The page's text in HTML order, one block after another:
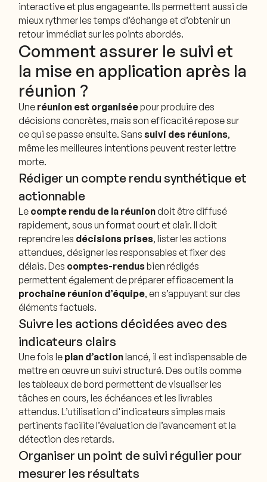
interactive et plus engageante. Ils permettent aussi de
mieux rythmer les temps d’échange et d’obtenir un
retour immédiat sur les points abordés.
Comment assurer le suivi et
la mise en application après la
réunion ?
Une réunion est organiséepour produire des
décisions concrètes, mais son efficacité repose sur
ce qui se passe ensuite. Sanssuivi des réunions,
même les meilleures intentions peuvent rester lettre
morte.
Rédiger un compte rendu synthétique et
actionnable
Le compte rendu de la réuniondoit être diffusé
rapidement, sous un format court et clair. Il doit
reprendre les décisions prises, lister les actions
attendues, désigner les responsables et fixer des
délais. Des comptes-rendusbien rédigés
permettent également de préparer efficacement la
prochaine réunion d’équipe, en s’appuyant sur des
éléments factuels.
Suivre les actions décidées avec des
indicateurs clairs
Une fois le plan d’actionlancé, il est indispensable de
mettre en œuvre un suivi structuré. Des outils comme
les tableaux de bord permettent de visualiser les
tâches en cours, les échéances et les livrables
attendus. L’utilisation d'indicateurs simples mais
pertinents facilite l’évaluation de l’avancement et la
détection des retards.
Organiser un point de suivi régulier pour
mesurer les résultats